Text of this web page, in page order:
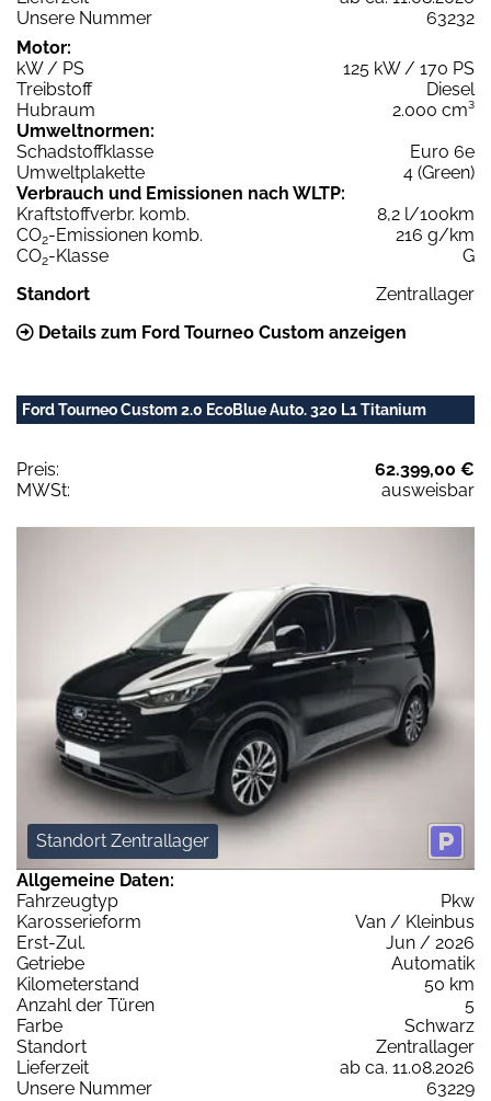
Unsere Nummer
63232
Motor:
kW / PS
125 kW / 170 PS
Treibstoff
Diesel
Hubraum
2.000 cm³
Umweltnormen:
Schadstoffklasse
Euro 6e
Umweltplakette
4 (Green)
Verbrauch und Emissionen nach WLTP:
Kraftstoffverbr. komb.
8,2 l/100km
CO2-Emissionen komb.
216 g/km
CO2-Klasse
G
Standort
Zentrallager
Details zum Ford Tourneo Custom anzeigen
Ford Tourneo Custom 2.0 EcoBlue Auto. 320 L1 Titanium
Preis:
62.399,00 €
MWSt:
ausweisbar
Standort Zentrallager
Allgemeine Daten:
Fahrzeugtyp
Pkw
Karosserieform
Van / Kleinbus
Erst-Zul.
Jun / 2026
Getriebe
Automatik
Kilometerstand
50 km
Anzahl der Türen
5
Farbe
Schwarz
Standort
Zentrallager
Lieferzeit
ab ca. 11.08.2026
Unsere Nummer
63229